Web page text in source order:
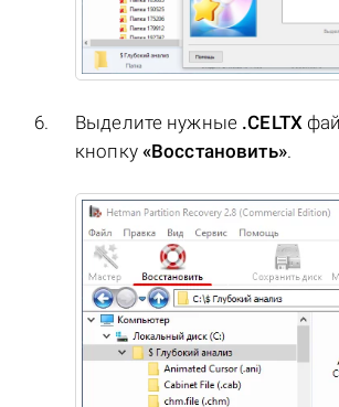
Выделите нужные .CELTX
кнопку «Восстановить».